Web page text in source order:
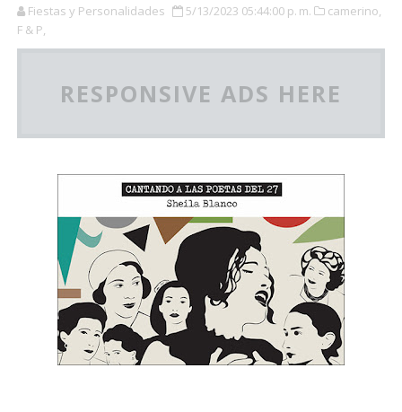
Fiestas y Personalidades 5/13/2023 05:44:00 p. m.
camerino,
F & P,
RESPONSIVE ADS HERE